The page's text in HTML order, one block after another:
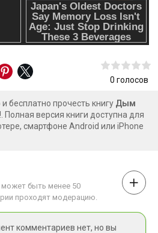
0 голосов
бесплатно прочесть книгу Дым
!. Полная версия книги доступна для
смартфоне Android или iPhone
быть менее 50
проходят модерацию.
комментариев нет, но вы